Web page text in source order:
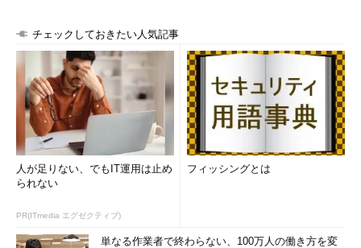
チェックしておきたい人気記事
人が足りない、でもIT運用は止め
られない
PR(ITmedia エグゼクティブ)
フィッシングとは
単なる作業者で終わらない、100万人の働き方を変